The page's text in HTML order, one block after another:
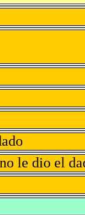
le dio el